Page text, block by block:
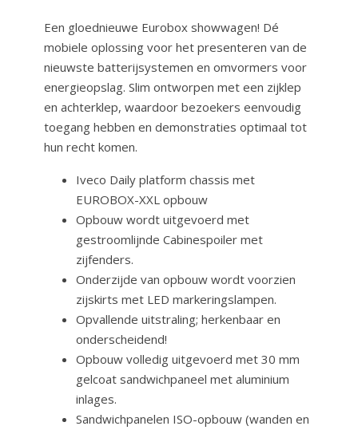
Een gloednieuwe Eurobox showwagen! Dé
mobiele oplossing voor het presenteren van de
nieuwste batterijsystemen en omvormers voor
energieopslag. Slim ontworpen met een zijklep
en achterklep, waardoor bezoekers eenvoudig
toegang hebben en demonstraties optimaal tot
hun recht komen.
Iveco Daily platform chassis met
EUROBOX-XXL opbouw
Opbouw wordt uitgevoerd met
gestroomlijnde Cabinespoiler met
zijfenders.
Onderzijde van opbouw wordt voorzien
zijskirts met LED markeringslampen.
Opvallende uitstraling; herkenbaar en
onderscheidend!
Opbouw volledig uitgevoerd met 30 mm
gelcoat sandwichpaneel met aluminium
inlages.
Sandwichpanelen ISO-opbouw (wanden en